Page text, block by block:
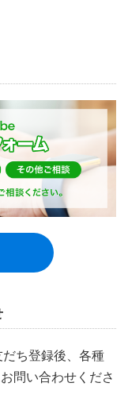
ち登録後、各種
問い合わせくださ